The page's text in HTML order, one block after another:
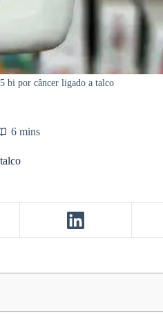
bi por câncer ligado a talco
6 mins